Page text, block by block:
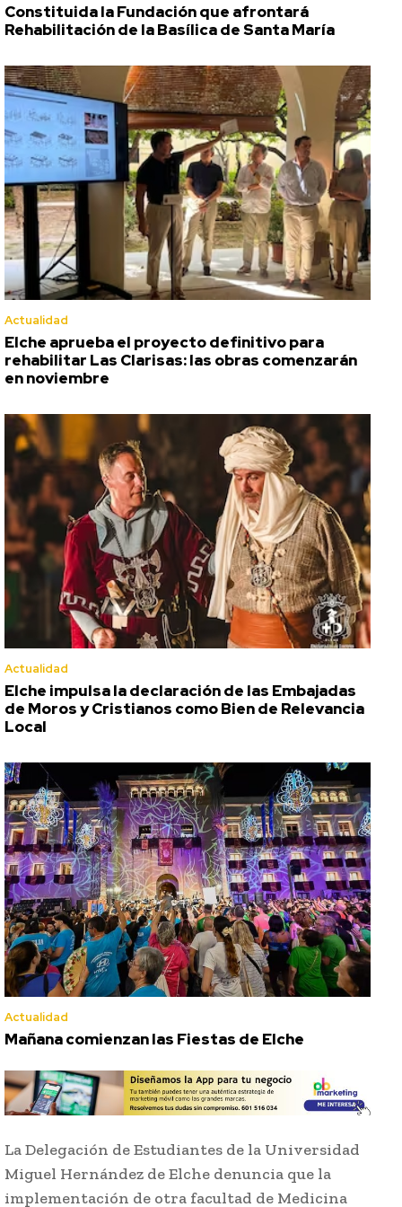
Constituida la Fundación que afrontará
Rehabilitación de la Basílica de Santa María
Actualidad
Elche aprueba el proyecto definitivo para
rehabilitar Las Clarisas: las obras comenzarán
en noviembre
Actualidad
Elche impulsa la declaración de las Embajadas
de Moros y Cristianos como Bien de Relevancia
Local
Actualidad
Mañana comienzan las Fiestas de Elche
La Delegación de Estudiantes de la Universidad
Miguel Hernández de Elche denuncia que la
implementación de otra facultad de Medicina